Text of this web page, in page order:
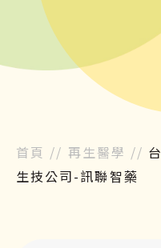
首頁 // 再生醫學 //
生技公司-訊聯智藥